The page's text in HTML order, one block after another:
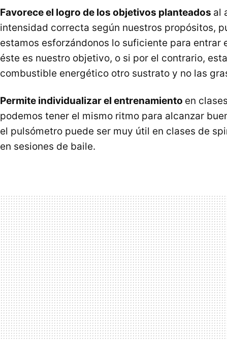
Favorece el logro de los objetivos planteados al
intensidad correcta según nuestros propósitos,
estamos esforzándonos lo suficiente para entrar
éste es nuestro objetivo, o si por el contrario,
combustible energético otro sustrato y no las
Permite individualizar el entrenamiento en
podemos tener el mismo ritmo para alcanzar
el pulsómetro puede ser muy útil en clases de
en sesiones de baile.